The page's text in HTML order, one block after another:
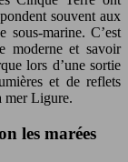
souvent aux
sous-marine. C’est
moderne et savoir
lors d’une sortie
et de reflets
mer Ligure.
les marées